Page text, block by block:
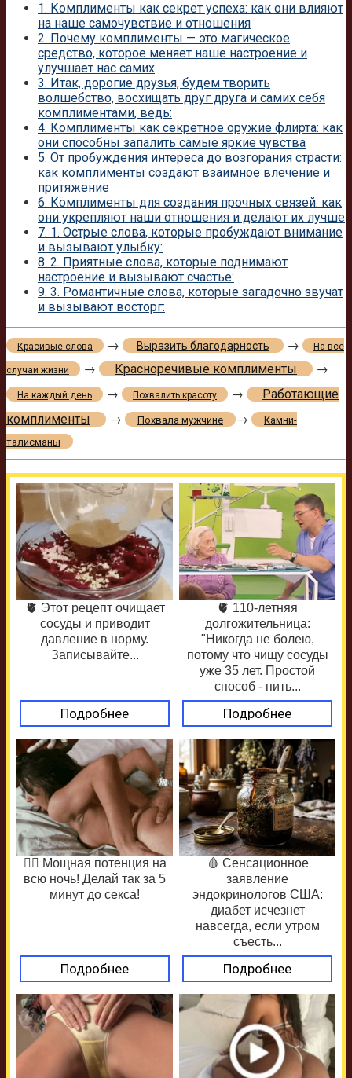
1. Комплименты как секрет успеха: как они влияют
на наше самочувствие и отношения
2. Почему комплименты — это магическое
средство, которое меняет наше настроение и
улучшает нас самих
3. Итак, дорогие друзья, будем творить
волшебство, восхищать друг друга и самих себя
комплиментами, ведь:
4. Комплименты как секретное оружие флирта: как
они способны запалить самые яркие чувства
5. От пробуждения интереса до возгорания страсти:
как комплименты создают взаимное влечение и
притяжение
6. Комплименты для создания прочных связей: как
они укрепляют наши отношения и делают их лучше
7. 1. Острые слова, которые пробуждают внимание
и вызывают улыбку:
8. 2. Приятные слова, которые поднимают
настроение и вызывают счастье:
9. 3. Романтичные слова, которые загадочно звучат
и вызывают восторг:
Красивые слова → Выразить благодарность → На все
случаи жизни → Красноречивые комплименты →
На каждый день → Похвалить красоту →
Работающие
комплименты
→ Похвала мужчине →
Камни-
талисманы
🫀 Этот рецепт очищает
сосуды и приводит
давление в норму.
Записывайте...
Подробнее
🫀 110-летняя
долгожительница:
"Никогда не болею,
потому что чищу сосуды
уже 35 лет. Простой
способ - пить...
Подробнее
❤️‍🔥 Мощная потенция на
всю ночь! Делай так за 5
минут до секса!
Подробнее
🩸 Сенсационное
заявление
эндокринологов США:
диабет исчезнет
навсегда, если утром
съесть...
Подробнее